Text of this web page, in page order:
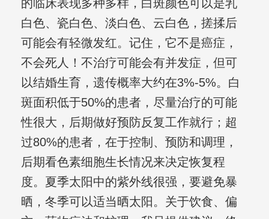
的临床表现多种多样，白斑颜色可以是乳
白色、瓷白色、淡白色、云白色，搓揉后
可能会有轻微发红。记住，它不是癌症，
不会死人！不治疗可能会有并发症，但可
以结婚生育，遗传概率大约在3%-5%。白
斑面积低于50%的患者，尽量治疗的可能
性很大，后期做好预防反复工作就行；超
过80%的患者，在于控制、预防和调理，
后期看色素细胞生长情况来决定恢复程
度。夏季太阳中的紫外线很强，要避免暴
晒，冬季可以适当晒太阳。关于饮食、偏